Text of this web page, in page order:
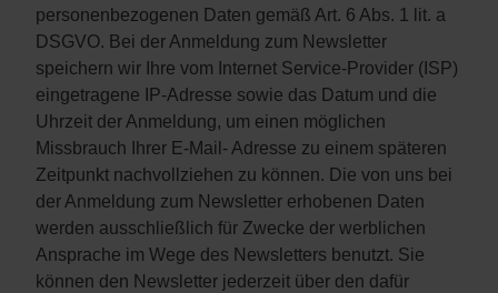
personenbezogenen Daten gemäß Art. 6 Abs. 1 lit. a
DSGVO. Bei der Anmeldung zum Newsletter
speichern wir Ihre vom Internet Service-Provider (ISP)
eingetragene IP-Adresse sowie das Datum und die
Uhrzeit der Anmeldung, um einen möglichen
Missbrauch Ihrer E-Mail- Adresse zu einem späteren
Zeitpunkt nachvollziehen zu können. Die von uns bei
der Anmeldung zum Newsletter erhobenen Daten
werden ausschließlich für Zwecke der werblichen
Ansprache im Wege des Newsletters benutzt. Sie
können den Newsletter jederzeit über den dafür